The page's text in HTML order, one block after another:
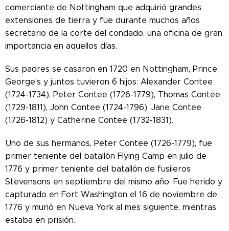
comerciante de Nottingham que adquirió grandes
extensiones de tierra y fue durante muchos años
secretario de la corte del condado, una oficina de gran
importancia en aquellos días.
Sus padres se casaron en 1720 en Nottingham, Prince
George's y juntos tuvieron 6 hijos: Alexander Contee
(1724-1734), Peter Contee (1726-1779), Thomas Contee
(1729-1811), John Contee (1724-1796), Jane Contee
(1726-1812) y Catherine Contee (1732-1831).
Uno de sus hermanos, Peter Contee (1726-1779), fue
primer teniente del batallón Flying Camp en julio de
1776 y primer teniente del batallón de fusileros
Stevensons en septiembre del mismo año. Fue herido y
capturado en Fort Washington el 16 de noviembre de
1776 y murió en Nueva York al mes siguiente, mientras
estaba en prisión.